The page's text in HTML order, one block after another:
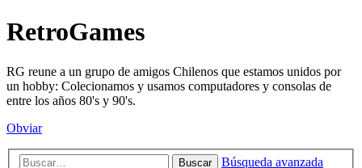
RetroGames
RG reune a un grupo de amigos Chilenos que estamos unidos por
un hobby: Colecionamos y usamos computadores y consolas de
entre los años 80's y 90's.
Obviar
Buscar Búsqueda avanzada